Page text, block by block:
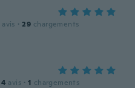
avis · 29 chargements
4 avis · 1 chargements